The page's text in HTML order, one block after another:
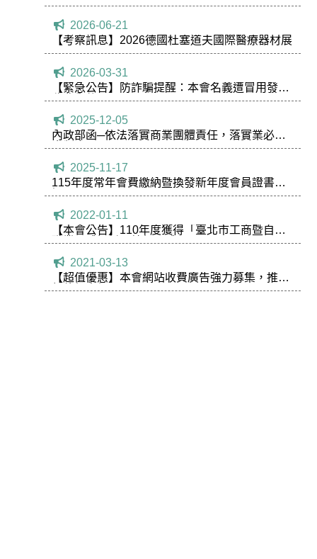
2026-06-21
【考察訊息】2026德國杜塞道夫國際醫療器材展
2026-03-31
【緊急公告】防詐騙提醒：本會名義遭冒用發送
收費郵件
2025-12-05
內政部函─依法落實商業團體責任，落實業必歸
會制度。
2025-11-17
115年度常年會費繳納暨換發新年度會員證書通
知
2022-01-11
【本會公告】110年度獲得「臺北市工商暨自由
職業團體評鑑」績優團體
2021-03-13
【超值優惠】本會網站收費廣告強力募集，推出
超值優惠價